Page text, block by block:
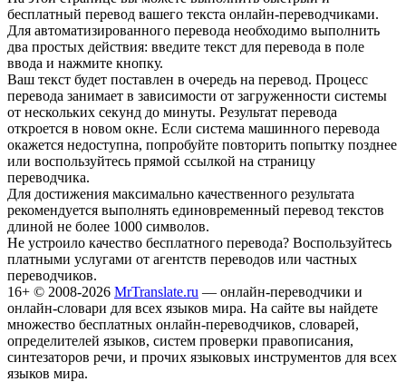
бесплатный перевод вашего текста онлайн-переводчиками.
Для автоматизированного перевода необходимо выполнить
два простых действия: введите текст для перевода в поле
ввода и нажмите кнопку.
Ваш текст будет поставлен в очередь на перевод. Процесс
перевода занимает в зависимости от загруженности системы
от нескольких секунд до минуты. Результат перевода
откроется в новом окне. Если система машинного перевода
окажется недоступна, попробуйте повторить попытку позднее
или воспользуйтесь прямой ссылкой на страницу
переводчика.
Для достижения максимально качественного результата
рекомендуется выполнять единовременный перевод текстов
длиной не более 1000 символов.
Не устроило качество бесплатного перевода? Воспользуйтесь
платными услугами от агентств переводов или частных
переводчиков.
16+ © 2008-2026 MrTranslate.ru — онлайн-переводчики и
онлайн-словари для всех языков мира. На сайте вы найдете
множество бесплатных онлайн-переводчиков, словарей,
определителей языков, систем проверки правописания,
синтезаторов речи, и прочих языковых инструментов для всех
языков мира.